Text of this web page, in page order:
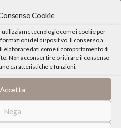
Cookie
tecnologie come i cookie per
del dispositivo. Il consenso a
elaborare dati come il comportamento di
Non acconsentire o ritirare il consenso
caratteristiche e funzioni.
Accetta
Nega